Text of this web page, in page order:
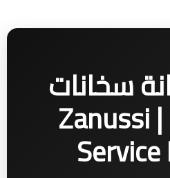
سخانات
زانوسي | Zanussi